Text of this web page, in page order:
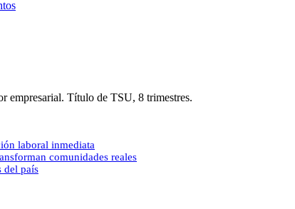
empresarial. Título de TSU, 8 trimestres.
laboral inmediata
comunidades reales
del país